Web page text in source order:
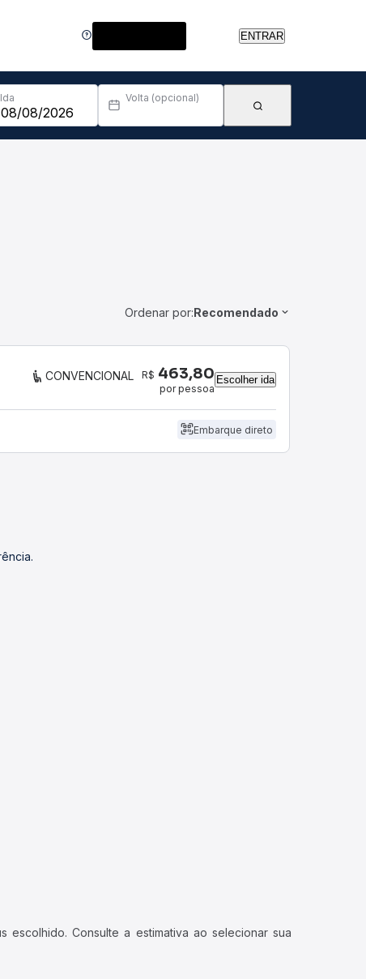
ENTRAR
Ida Volta (opcional)
Ordenar por:Recomendado
CONVENCIONAL R$ 463,80
por pessoa
Escolher ida
Embarque direto
Consulte a estimativa ao selecionar sua